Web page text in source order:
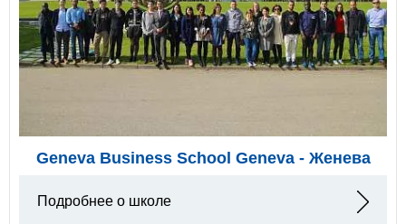
Geneva Business School Geneva - Женева
Подробнее о школе